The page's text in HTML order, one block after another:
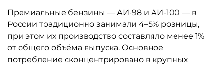
Премиальные бензины — АИ-98 и АИ-100 — в
России традиционно занимали 4–5% розницы,
при этом их производство составляло менее 1%
от общего объёма выпуска. Основное
потребление сконцентрировано в крупных